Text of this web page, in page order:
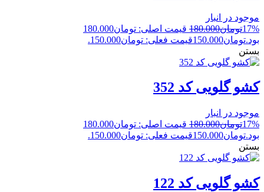
موجود در انبار
17%تومان180.000
قیمت اصلی: تومان180.000
بود.تومان150.000قیمت فعلی: تومان150.000.
بستن
کشو گلویی کد 352
موجود در انبار
17%تومان180.000
قیمت اصلی: تومان180.000
بود.تومان150.000قیمت فعلی: تومان150.000.
بستن
کشو گلویی کد 122